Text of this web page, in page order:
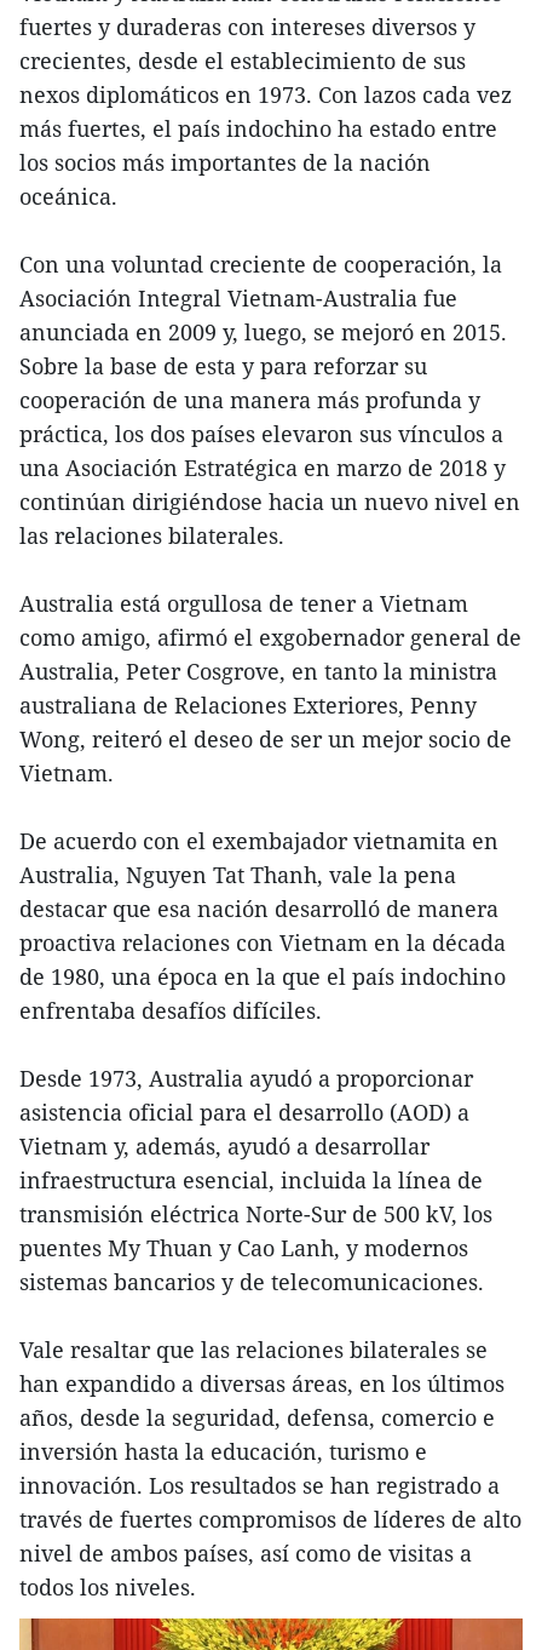
fuertes y duraderas con intereses diversos y
crecientes, desde el establecimiento de sus
nexos diplomáticos en 1973. Con lazos cada vez
más fuertes, el país indochino ha estado entre
los socios más importantes de la nación
oceánica.
Con una voluntad creciente de cooperación, la
Asociación Integral Vietnam-Australia fue
anunciada en 2009 y, luego, se mejoró en 2015.
Sobre la base de esta y para reforzar su
cooperación de una manera más profunda y
práctica, los dos países elevaron sus vínculos a
una Asociación Estratégica en marzo de 2018 y
continúan dirigiéndose hacia un nuevo nivel en
las relaciones bilaterales.
Australia está orgullosa de tener a Vietnam
como amigo, afirmó el exgobernador general de
Australia, Peter Cosgrove, en tanto la ministra
australiana de Relaciones Exteriores, Penny
Wong, reiteró el deseo de ser un mejor socio de
Vietnam.
De acuerdo con el exembajador vietnamita en
Australia, Nguyen Tat Thanh, vale la pena
destacar que esa nación desarrolló de manera
proactiva relaciones con Vietnam en la década
de 1980, una época en la que el país indochino
enfrentaba desafíos difíciles.
Desde 1973, Australia ayudó a proporcionar
asistencia oficial para el desarrollo (AOD) a
Vietnam y, además, ayudó a desarrollar
infraestructura esencial, incluida la línea de
transmisión eléctrica Norte-Sur de 500 kV, los
puentes My Thuan y Cao Lanh, y modernos
sistemas bancarios y de telecomunicaciones.
Vale resaltar que las relaciones bilaterales se
han expandido a diversas áreas, en los últimos
años, desde la seguridad, defensa, comercio e
inversión hasta la educación, turismo e
innovación. Los resultados se han registrado a
través de fuertes compromisos de líderes de alto
nivel de ambos países, así como de visitas a
todos los niveles.